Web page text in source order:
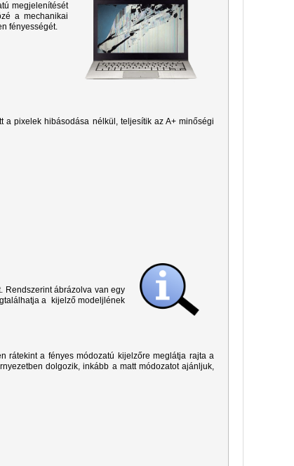
megjelenítését
a mechanikai
fényességét.
a pixelek hibásodása nélkül, teljesítik az A+ minőségi
Rendszerint ábrázolva van egy
a kijelző modeljlének
rátekint a fényes módozatú kijelzőre meglátja rajta a
dolgozik, inkább a matt módozatot ajánljuk,